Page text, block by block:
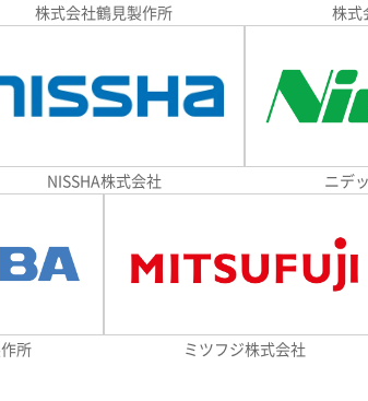
株式会社鶴見製作所 株式
NISSHA株式会社 ニデ
所 ミツフジ株式会社